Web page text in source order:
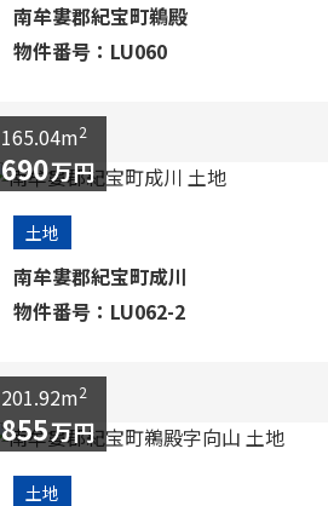
南牟婁郡紀宝町鵜殿
物件番号：LU060
165.04m2
690万円
土地
南牟婁郡紀宝町成川
物件番号：LU062-2
201.92m2
855万円
土地